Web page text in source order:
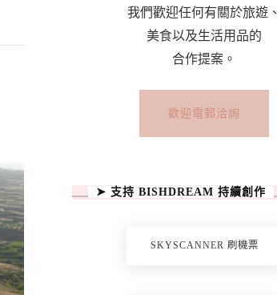
我們歡迎任何有關於旅遊、
美食以及生活用品的
合作提案。
歡迎電郵洽詢
➤ 支持 BISHDREAM 持續創作
SKYSCANNER 刷機票